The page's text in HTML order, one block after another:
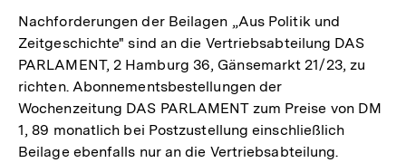
Nachforderungen der Beilagen „Aus Politik und
Zeitgeschichte" sind an die Vertriebsabteilung DAS
PARLAMENT, 2 Hamburg 36, Gänsemarkt 21/23, zu
richten. Abonnementsbestellungen der
Wochenzeitung DAS PARLAMENT zum Preise von DM
1, 89 monatlich bei Postzustellung einschließlich
Beilage ebenfalls nur an die Vertriebsabteilung.